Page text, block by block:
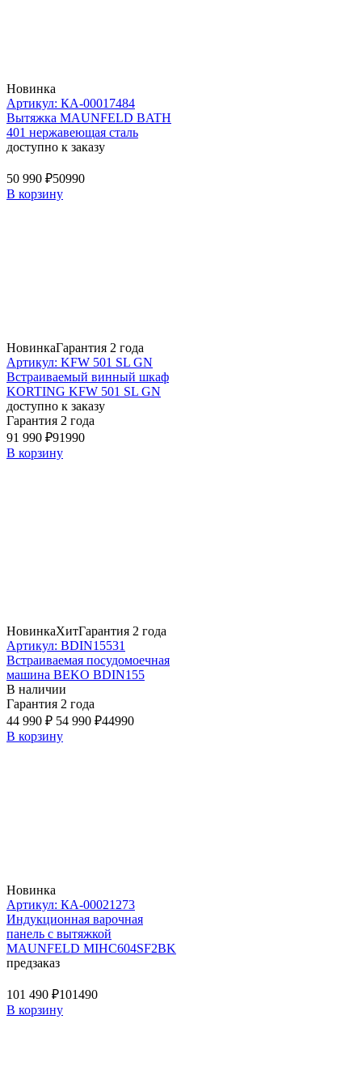
Новинка
Артикул: КА-00017484
Вытяжка MAUNFELD BATH
401 нержавеющая сталь
доступно к заказу
50 990 ₽50990
В корзину
НовинкаГарантия 2 года
Артикул: KFW 501 SL GN
Встраиваемый винный шкаф
KORTING KFW 501 SL GN
доступно к заказу
Гарантия 2 года
91 990 ₽91990
В корзину
НовинкаХитГарантия 2 года
Артикул: BDIN15531
Встраиваемая посудомоечная
машина BEKO BDIN155
В наличии
Гарантия 2 года
44 990 ₽ 54 990 ₽44990
В корзину
Новинка
Артикул: КА-00021273
Индукционная варочная
панель с вытяжкой
MAUNFELD MIHC604SF2BK
предзаказ
101 490 ₽101490
В корзину